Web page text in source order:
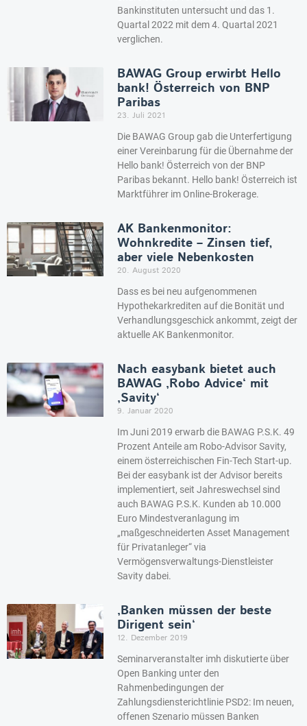
Bankinstituten untersucht und das 1.
Quartal 2022 mit dem 4. Quartal 2021
verglichen.
BAWAG Group erwirbt Hello
bank! Österreich von BNP
Paribas
23. Juli 2021
Die BAWAG Group gab die Unterfertigung
einer Vereinbarung für die Übernahme der
Hello bank! Österreich von der BNP
Paribas bekannt. Hello bank! Österreich ist
Marktführer im Online-Brokerage.
AK Bankenmonitor:
Wohnkredite – Zinsen tief,
aber viele Nebenkosten
20. August 2020
Dass es bei neu aufgenommenen
Hypothekarkrediten auf die Bonität und
Verhandlungsgeschick ankommt, zeigt der
aktuelle AK Bankenmonitor.
Nach easybank bietet auch
BAWAG ‚Robo Advice‘ mit
‚Savity‘
9. Januar 2020
Im Juni 2019 erwarb die BAWAG P.S.K. 49
Prozent Anteile am Robo-Advisor Savity,
einem österreichischen Fin-Tech Start-up.
Bei der easybank ist der Advisor bereits
implementiert, seit Jahreswechsel sind
auch BAWAG P.S.K. Kunden ab 10.000
Euro Mindestveranlagung im
„maßgeschneiderten Asset Management
für Privatanleger“ via
Vermögensverwaltungs-Dienstleister
Savity dabei.
‚Banken müssen der beste
Dirigent sein‘
12. Dezember 2019
Seminarveranstalter imh diskutierte über
Open Banking unter den
Rahmenbedingungen der
Zahlungsdiensterichtlinie PSD2: Im neuen,
offenen Szenario müssen Banken